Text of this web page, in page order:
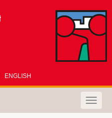
ENGLISH
Toggle